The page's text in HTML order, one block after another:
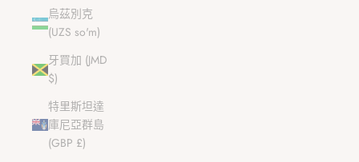
烏茲別克
(UZS so'm)
牙買加 (JMD
$)
特里斯坦達
庫尼亞群島
(GBP £)